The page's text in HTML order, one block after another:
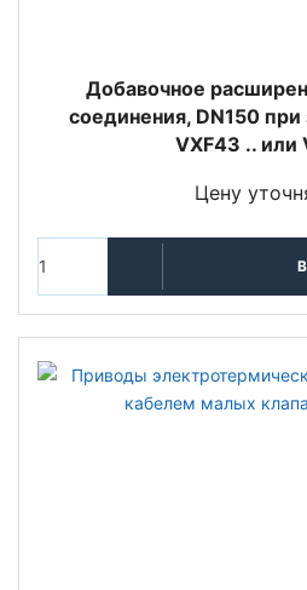
Добавочное
соединения, DN150 при
VXF43 .. или
Цену